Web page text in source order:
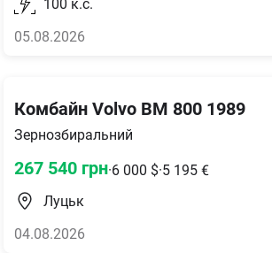
100 к.с.
05.08.2026
Комбайн Volvo BM 800 1989
Зернозбиральний
267 540 грн·6 000 $·5 195 €
Луцьк
04.08.2026